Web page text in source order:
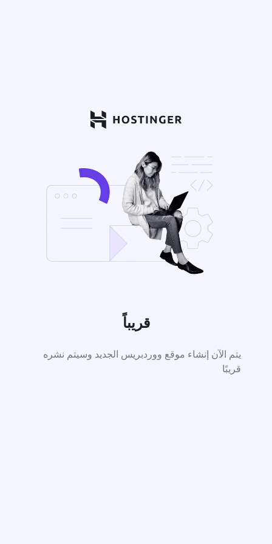
قريباً
يتم الآن إنشاء موقع ووردبريس الجديد وسيتم نشره
قريبًا